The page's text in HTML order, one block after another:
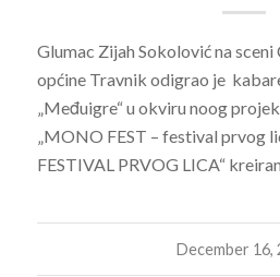
Glumac Zijah Sokolović na
općine Travnik odigrao je
„Međuigre“ u okviru noog
„MONO FEST – festival prvog
FESTIVAL PRVOG LICA“ kreiran
December 16,